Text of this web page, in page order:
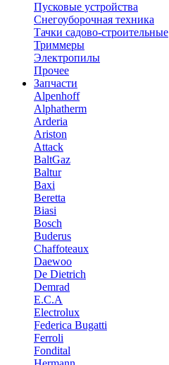
Пусковые устройства
Снегоуборочная техника
Тачки садово-строительные
Триммеры
Электропилы
Прочее
Запчасти
Alpenhoff
Alphatherm
Arderia
Ariston
Attack
BaltGaz
Baltur
Baxi
Beretta
Biasi
Bosch
Buderus
Chaffoteaux
Daewoo
De Dietrich
Demrad
E.C.A
Electrolux
Federica Bugatti
Ferroli
Fondital